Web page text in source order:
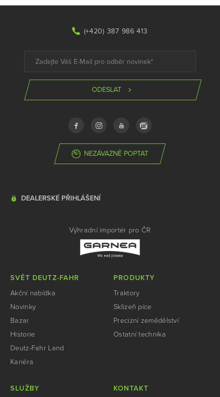
(+420) 387 986 413
ODESLAT
NEZÁVAZNĚ POPTAT
DEALERSKÉ PŘIHLÁŠENÍ
Výhradní importér pro ČR
SVĚT DEUTZ-FAHR
Akční nabídka
Novinky
Bazar
Historie
Deutz-Fahr Land
Kariéra
PRODUKTY
Traktory
Sklizeň píce
Precizní zemědělství
Ostatní technika
SLUŽBY KONTAKT